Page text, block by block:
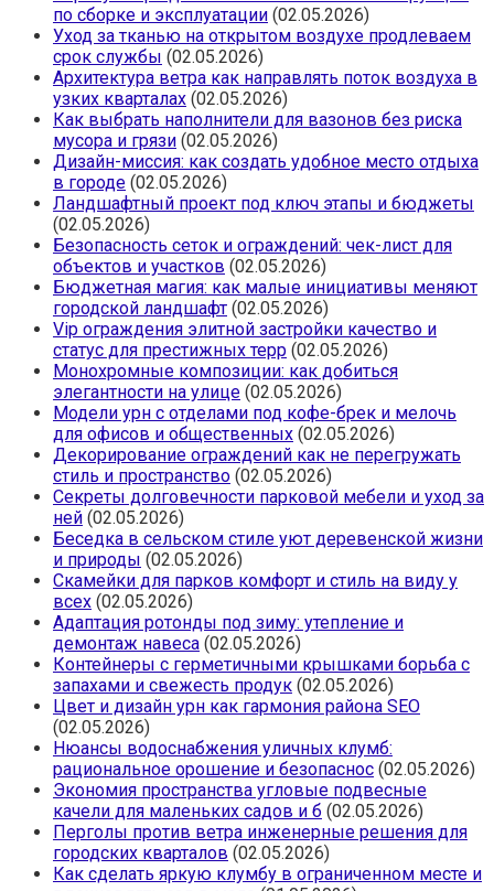
по сборке и эксплуатации (02.05.2026)
Уход за тканью на открытом воздухе продлеваем
срок службы (02.05.2026)
Архитектура ветра как направлять поток воздуха в
узких кварталах (02.05.2026)
Как выбрать наполнители для вазонов без риска
мусора и грязи (02.05.2026)
Дизайн-миссия: как создать удобное место отдыха
в городе (02.05.2026)
Ландшафтный проект под ключ этапы и бюджеты
(02.05.2026)
Безопасность сеток и ограждений: чек-лист для
объектов и участков (02.05.2026)
Бюджетная магия: как малые инициативы меняют
городской ландшафт (02.05.2026)
Vip ограждения элитной застройки качество и
статус для престижных терр (02.05.2026)
Монохромные композиции: как добиться
элегантности на улице (02.05.2026)
Модели урн с отделами под кофе-брек и мелочь
для офисов и общественных (02.05.2026)
Декорирование ограждений как не перегружать
стиль и пространство (02.05.2026)
Секреты долговечности парковой мебели и уход за
ней (02.05.2026)
Беседка в сельском стиле уют деревенской жизни
и природы (02.05.2026)
Скамейки для парков комфорт и стиль на виду у
всех (02.05.2026)
Адаптация ротонды под зиму: утепление и
демонтаж навеса (02.05.2026)
Контейнеры с герметичными крышками борьба с
запахами и свежесть продук (02.05.2026)
Цвет и дизайн урн как гармония района SEO
(02.05.2026)
Нюансы водоснабжения уличных клумб:
рациональное орошение и безопаснос (02.05.2026)
Экономия пространства угловые подвесные
качели для маленьких садов и б (02.05.2026)
Перголы против ветра инженерные решения для
городских кварталов (02.05.2026)
Как сделать яркую клумбу в ограниченном месте и